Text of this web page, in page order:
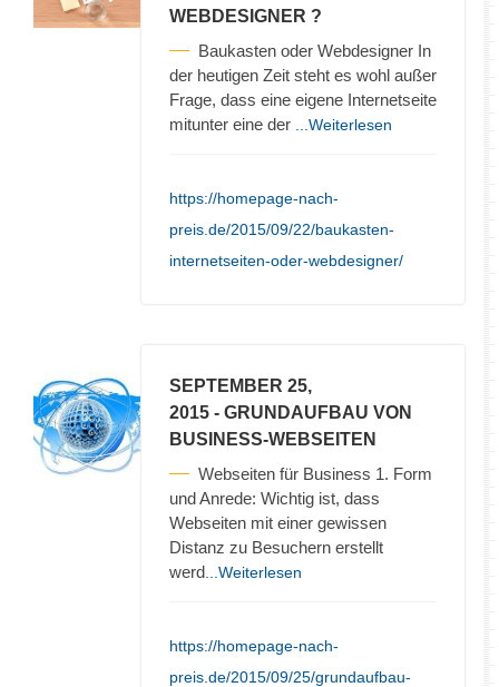
WEBDESIGNER ?
Baukasten oder Webdesigner In
der heutigen Zeit steht es wohl außer
Frage, dass eine eigene Internetseite
mitunter eine der
...Weiterlesen
https://homepage-nach-
preis.de/2015/09/22/baukasten-
internetseiten-oder-webdesigner/
SEPTEMBER 25,
2015 - GRUNDAUFBAU VON
BUSINESS-WEBSEITEN
Webseiten für Business 1. Form
und Anrede: Wichtig ist, dass
Webseiten mit einer gewissen
Distanz zu Besuchern erstellt
werd ...Weiterlesen
https://homepage-nach-
preis.de/2015/09/25/grundaufbau-